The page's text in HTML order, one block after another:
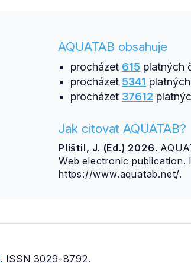
AQUATAB obsahuje
procházet 615platných
procházet 5341
procházet 37612
Jak citovat AQUATAB?
Plíštil, J. (Ed.) 2026.
Web electronic
https://www.aquatab.net/.
. ISSN 3029-8792.